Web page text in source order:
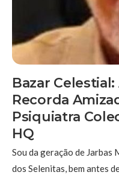
Bazar
Recorda
Psiquiatra
HQ
Sou da geração de Jarbas
dos Selenitas, bem antes